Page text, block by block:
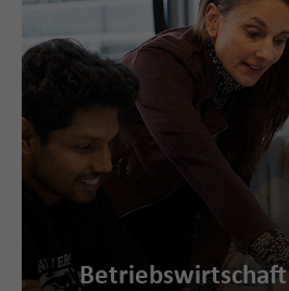
Betriebswirtschaft